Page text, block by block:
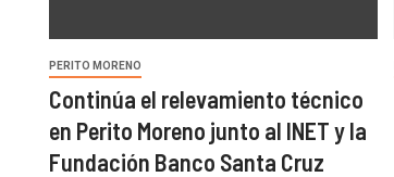
PERITO MORENO
Continúa el relevamiento técnico
en Perito Moreno junto al INET y la
Fundación Banco Santa Cruz